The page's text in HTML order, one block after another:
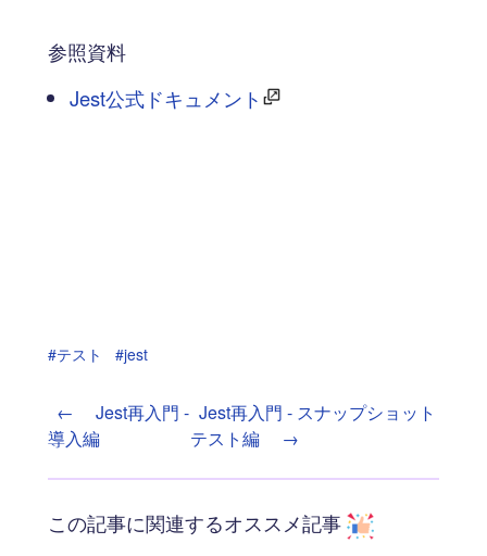
参照資料
Jest公式ドキュメント
#テスト #jest
←
Jest再入門 -
導入編
Jest再入門 - スナップショット
テスト編
→
この記事に関連するオススメ記事